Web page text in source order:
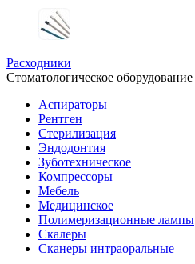
Расходники
Стоматологическое оборудование
Аспираторы
Рентген
Стерилизация
Эндодонтия
Зуботехническое
Компрессоры
Мебель
Медицинское
Полимеризационные лампы
Скалеры
Сканеры интраоральные